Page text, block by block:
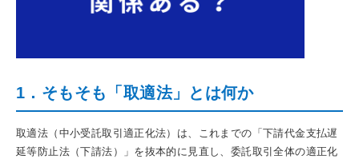
1．そもそも「取適法」とは何か
取適法（中小受託取引適正化法）は、これまでの「下請代金支払遅
延等防止法（下請法）」を抜本的に見直し、委託取引全体の適正化